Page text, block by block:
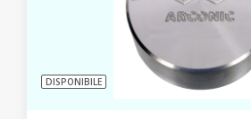
DISPONIBILE